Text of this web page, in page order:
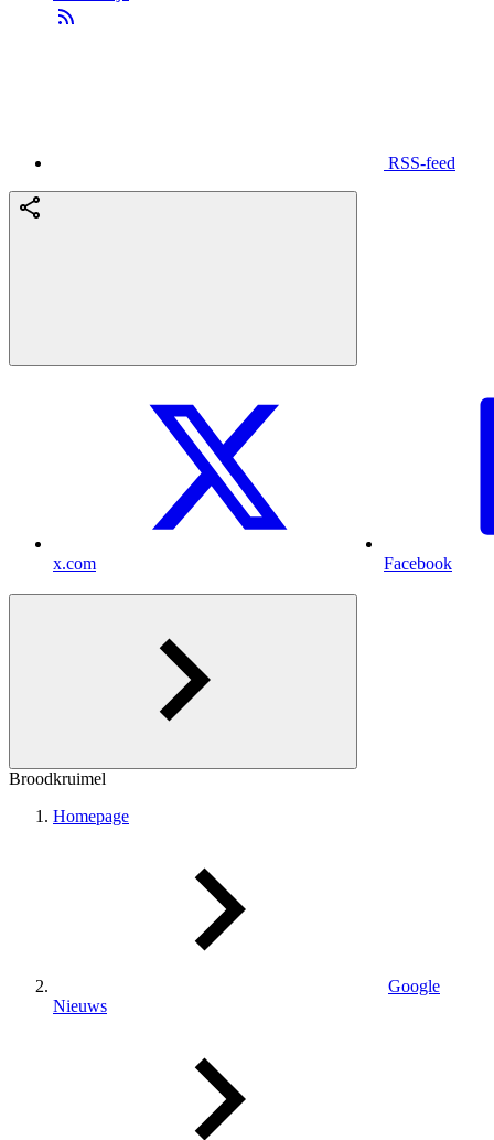
RSS-feed
x.com Facebook
Broodkruimel
Homepage
Google
Nieuws